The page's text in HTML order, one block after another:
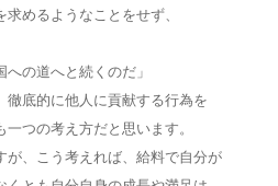
めるようなことをせず、
への道へと続くのだ」
徹底的に他人に貢献する行為を
つの考え方だと思います。
が、こう考えれば、給料で自分が